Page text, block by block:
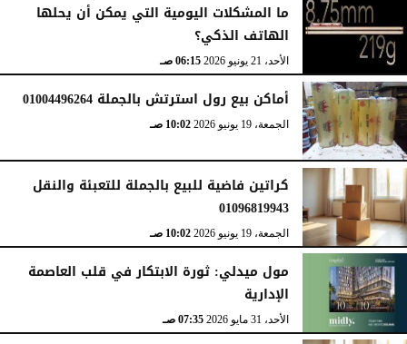
ما المشكلات اليومية التي يمكن أن يحلها
الهاتف الذكي؟
الأحد، 21 يونيو 2026 06:15 صـ
أماكن بيع رول استرتش بالجملة 01004496264
الجمعة، 19 يونيو 2026 10:02 صـ
كراتين فاضية للبيع بالجملة للتعبئة والنقل
01096819943
الجمعة، 19 يونيو 2026 10:02 صـ
مول ميدلي: ثورة الابتكار في قلب العاصمة
الإدارية
الأحد، 31 مايو 2026 07:35 صـ